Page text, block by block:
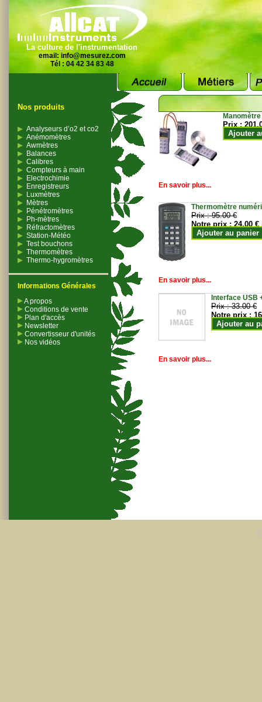
La culture de l'instrumentation
email: info@mesurez.com
Tél : 04 42 34 83 48
Nos produits
Analyseurs d’o2 et co2
Anémomètres
Awmètres
Balances
Calibres
Compteurs à main
Electrochimie
Enregistreurs
Luxmètres
Mètres
Pénétromètres
Ph-mètres
Réfractomètres
Station-Météo
Test bouchons
Thermomètres
Thermo-hygromètres
Informations Générales
A propos
Conditions de vente
Plan d'accès
Newsletter
Convertisseur d'unités
Nos vidéos
Prix :
Ajouter
En savoir plus...
Thermomètre
Prix :95.00 €
Notre prix :24.00 €
Ajouter au panier
En savoir plus...
Interface USB
Prix :33.00 €
Notre prix :
Ajouter au
En savoir plus...